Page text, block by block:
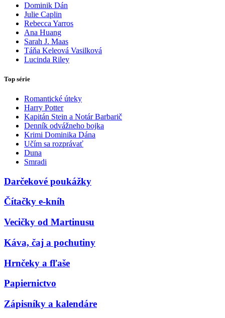
Dominik Dán
Julie Caplin
Rebecca Yarros
Ana Huang
Sarah J. Maas
Táňa Keleová Vasilková
Lucinda Riley
Top série
Romantické úteky
Harry Potter
Kapitán Stein a Notár Barbarič
Denník odvážneho bojka
Krimi Dominika Dána
Učím sa rozprávať
Duna
Smradi
Darčekové poukážky
Čítačky e-kníh
Vecičky od Martinusu
Káva, čaj a pochutiny
Hrnčeky a fľaše
Papiernictvo
Zápisníky a kalendáre